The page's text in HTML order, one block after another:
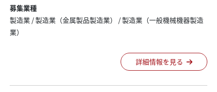
募集業種
製造業 /製造業（金属製品製造業） /製造業（一般機械機器製造
業）
詳細情報を見る